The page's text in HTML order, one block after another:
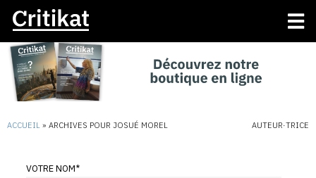
ACCUEIL » ARCHIVES POUR JOSUÉ MOREL AUTEUR·TRICE
VOTRE NOM*